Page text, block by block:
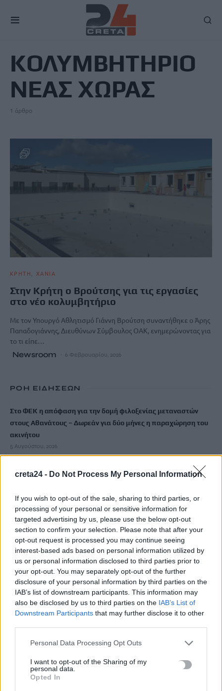
creta24 - Do Not Process My Personal Information
If you wish to opt-out of the sale, sharing to third parties, or
processing of your personal or sensitive information for
targeted advertising by us, please use the below opt-out
section to confirm your selection. Please note that after your
opt-out request is processed you may continue seeing
interest-based ads based on personal information utilized by
us or personal information disclosed to third parties prior to
your opt-out. You may separately opt-out of the further
disclosure of your personal information by third parties on the
IAB’s list of downstream participants. This information may
also be disclosed by us to third parties on the IAB’s List of
Downstream Participants that may further disclose it to other
Personal Data Processing Opt Outs
I want to opt-out of the Sharing of my
personal data.
Opted In
ΚΟΛΥΜΒΗΤΗΡΙΟ
ΝΕΑΣ ΧΩΡΑΣ
1 άρθρο
ΚΡΗΤΗ ΧΑΝΙΑ
Στην Κρήτη ο Βρούτσης για τις εργασίες
στο νέο κολυμβητήριο
Με τον Υπουργό Αθλητισμό Γιάννη Βρούτση συναντήθηκε ο Άρης
Παπαδογιάννης, Διευθύνων Σύμβουλος ΟΑΚ, ενημερώνοντας για
το τι είπε…
Newsroom 6 Φεβρουαρίου, 2026
ΡΟΗ ΕΙΔΗΣΕΩΝ
Στο ΦΕΚ η απόφαση για την δομή φιλοξενίας μεταναστών
στους Αθανάτους – Δωρεάν για δύο μήνες η παραχώρηση του
ακινήτου
5 Αυγούστου, 2026
Ακριβά στοιχίζει η βουτιά: Οι τιμές στις ξαπλώστρες σε
5 Αυγούστου, 2026
e-ΕΦΚΑ: Πότε καταβάλλεται το αδειοδωρόσημο στους
οικοδόμους
5 Αυγούστου, 2026
Πήγε για ψώνια με το ελικόπτερό του γιατί η διαδρομή με το
αμάξι ήταν… πολύ μεγάλη
5 Αυγούστου, 2026
Μύκονος: 35χρονος οδηγός έκλεψε από τουρίστα επώνυμη
τσάντα και ρολόι αξίας 75.000 ευρώ
Σύσκεψη εργασίας για θέματα Μεταφορών και Επικοινωνιών